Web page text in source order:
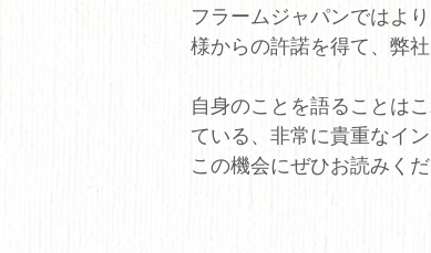
フラームジャパンではよ
様からの許諾を得て、弊
自身のことを語ることは
ている、非常に貴重なイ
この機会にぜひお読みくだ